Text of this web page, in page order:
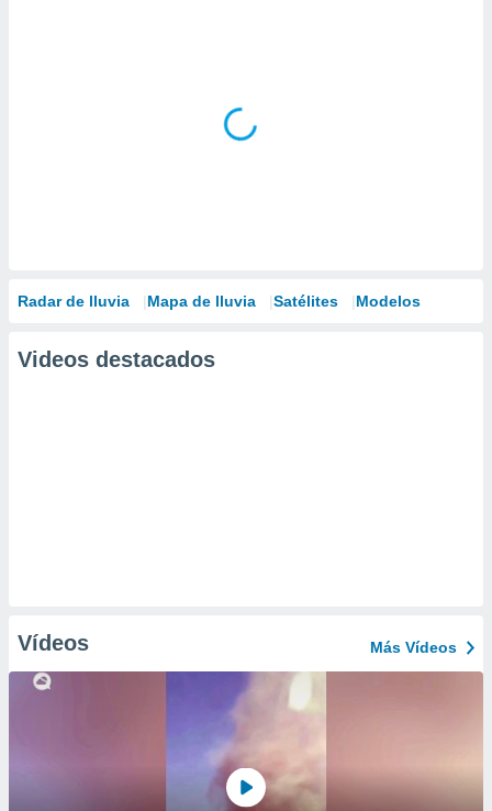
Radar de lluvia Mapa de lluvia Satélites Modelos
Videos destacados
Vídeos Más Vídeos